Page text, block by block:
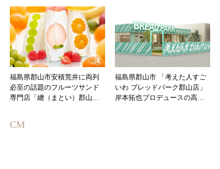
福島県郡山市安積荒井に両列
必至の話題のフルーツサンド
専門店「纏（まとい）郡山…
福島県郡山市 「考えた人すご
いわ ブレッドパーク郡山店」
岸本拓也プロデュースの高…
CM